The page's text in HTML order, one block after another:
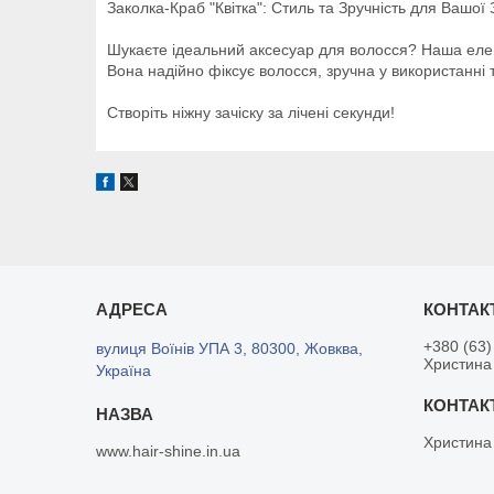
Заколка-Краб "Квітка": Стиль та Зручність для Вашої
Шукаєте ідеальний аксесуар для волосся? Наша
Вона надійно фіксує волосся, зручна у
Створіть ніжну зачіску за лічені секунди!
вулиця Воїнів УПА 3, 80300, Жовква,
Україна
www.hair-shine.in.ua
+380
Христина
Христина